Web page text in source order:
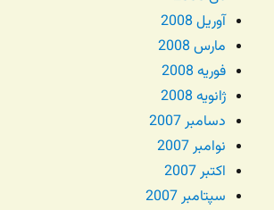
آوریل 2008
مارس 2008
فوریه 2008
ژانویه 2008
دسامبر 2007
نوامبر 2007
اکتبر 2007
سپتامبر 2007